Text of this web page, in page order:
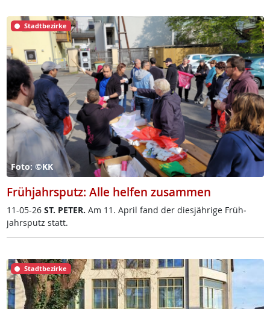
Stadtbezirke
Foto: ©KK
Frühjahrsputz: Alle helfen zusammen
11-05-26 ST. PE­TER. Am 11. April fand der dies­jäh­ri­ge Früh­
jahrs­putz statt.
Stadtbezirke